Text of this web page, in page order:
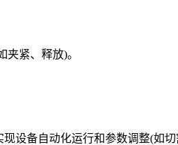
紧、释放)。
设备自动化运行和参数调整(如切